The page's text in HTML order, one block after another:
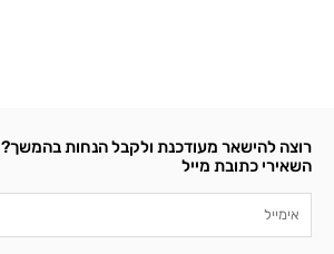
רוצה להישאר מעודכנת ולקבל הנחות בהמשך?
השאירי כתובת מייל